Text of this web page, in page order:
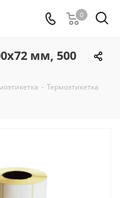
0
мм, 500
- Термоэтикетка